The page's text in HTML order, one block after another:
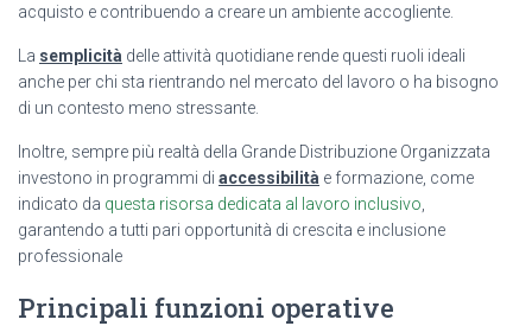
acquisto e contribuendo a creare un ambiente accogliente.
La semplicità delle attività quotidiane rende questi ruoli ideali
anche per chi sta rientrando nel mercato del lavoro o ha bisogno
di un contesto meno stressante.
Inoltre, sempre più realtà della Grande Distribuzione Organizzata
investono in programmi di accessibilità e formazione, come
indicato da questa risorsa dedicata al lavoro inclusivo
garantendo a tutti pari opportunità di crescita e inclusione
professionale
Principali funzioni operative